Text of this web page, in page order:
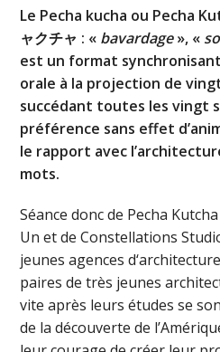
Le Pecha kucha ou Pecha
ャクチャ : « bavardage», «
est un format
orale à la projection de
succédant toutes les vingt
préférence sans effet
le rapport avec
mots.
Séance donc de Pecha
Un et de Constellations
jeunes agences
paires de très jeunes
vite après leurs études se
de la découverte de